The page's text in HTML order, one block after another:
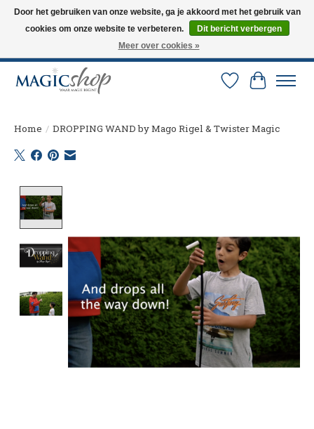
Altijd de nieuwste trucs op voorraad. Snelle verzending via PostNL en DHL.
Langskomen in onze winkel? Bel of mail om een afspraak te maken. 0251-
Verlanglijst
Home / DROPPING WAND by Mago Rigel & Twister Magic
Door het gebruiken van onze website, ga je akkoord met het gebruik van
cookies om onze website te verbeteren.
Dit bericht verbergen
Meer over cookies »